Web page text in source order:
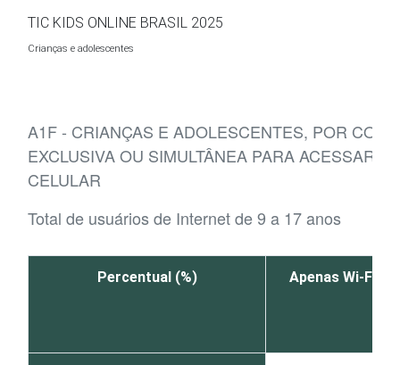
TIC KIDS ONLINE BRASIL 2025
Crianças e adolescentes
A1F - CRIANÇAS E ADOLESCENTES, POR
EXCLUSIVA OU SIMULTÂNEA PARA ACESSAR
CELULAR
Total de usuários de Internet de 9 a 17 anos
Percentual (%) Apenas Wi-Fi